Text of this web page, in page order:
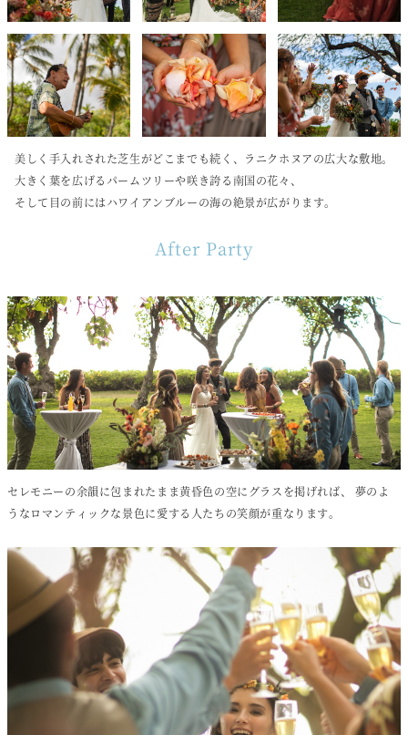
美しく手入れされた芝生がどこまでも続く、ラニクホヌアの広大な敷地。
大きく葉を広げるパームツリーや咲き誇る南国の花々、
そして目の前にはハワイアンブルーの海の絶景が広がります。
After Party
セレモニーの余韻に包まれたまま黄昏色の空にグラスを掲げれば、
夢のよ
うなロマンティックな景色に愛する人たちの笑顔が重なります。